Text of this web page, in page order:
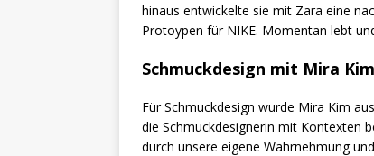
hinaus entwickelte sie mit Zara eine
Protoypen für NIKE. Momentan lebt
Schmuckdesign mit Mira Kim
Für Schmuckdesign wurde Mira Kim
die Schmuckdesignerin mit Kontexten
durch unsere eigene Wahrnehmung